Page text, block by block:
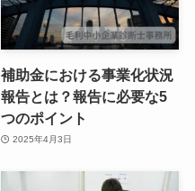
補助金における事業化状況
報告とは？報告に必要な5
つのポイント
2025年4月3日